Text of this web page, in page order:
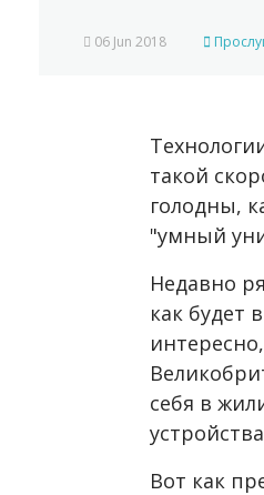
06 Jun 2018
такой
голодны,
"умный
Недавно
как будет
себя в
Вот как